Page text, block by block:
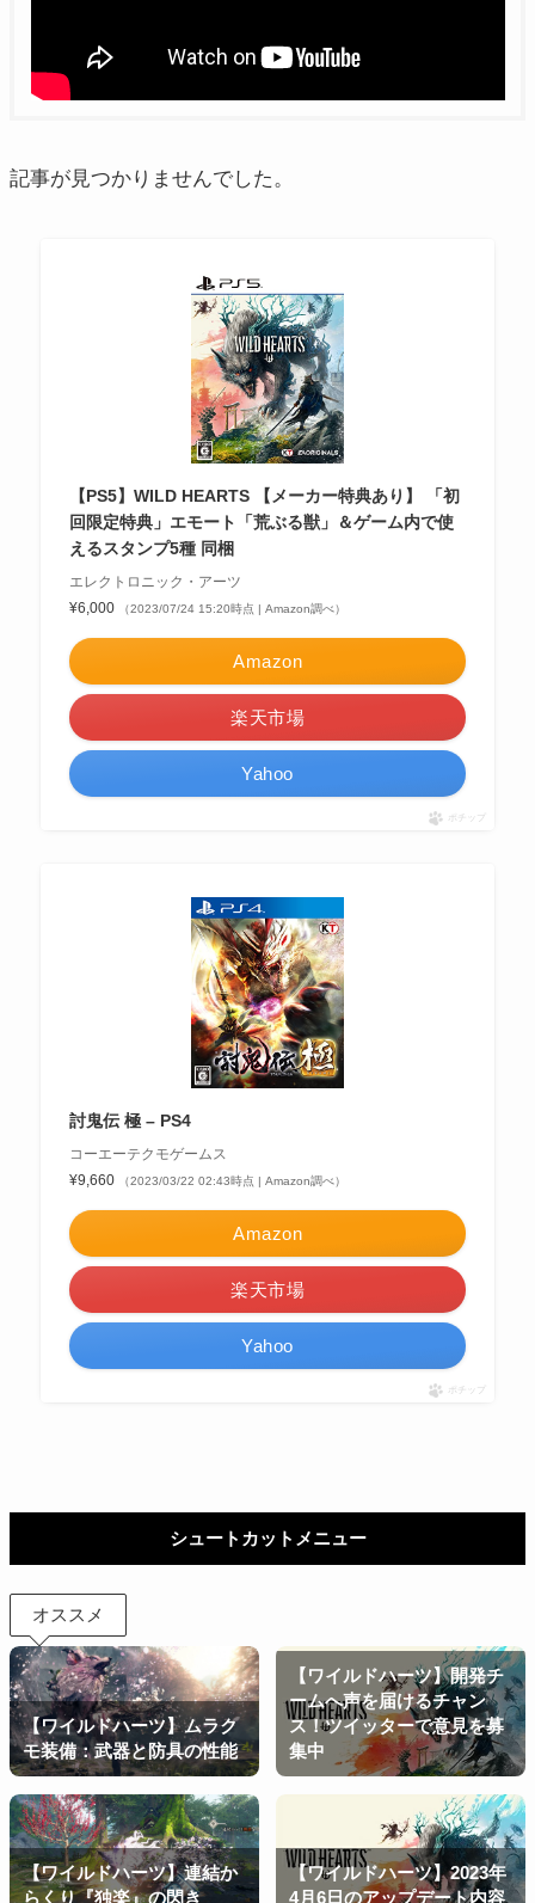
記事が見つかりませんでした。
【PS5】WILD HEARTS 【メーカー特典あり】 「初
回限定特典」エモート「荒ぶる獣」＆ゲーム内で使
えるスタンプ5種 同梱
エレクトロニック・アーツ
¥6,000
（2023/07/24 15:20時点 | Amazon調べ）
Amazon
楽天市場
Yahoo
ポチップ
討鬼伝 極 – PS4
コーエーテクモゲームス
¥9,660
（2023/03/22 02:43時点 | Amazon調べ）
Amazon
楽天市場
Yahoo
ポチップ
シュートカットメニュー
オススメ
【ワイルドハーツ】ムラク
モ装備：武器と防具の性能
【ワイルドハーツ】開発チ
ームへ声を届けるチャン
ス！ツイッターで意見を募
集中
【ワイルドハーツ】連結か
らくり『独楽』の閃き
【ワイルドハーツ】2023年
4月6日のアップデート内容